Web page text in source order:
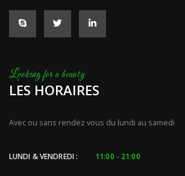
LES HORAIRES
Avec ou sans rendez vous du lundi au samedi
LUNDI & VENDREDI : 11:00 - 21:00